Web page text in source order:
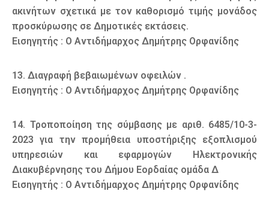
ακινήτων σχετικά με τον καθορισμό τιμής μονάδος
προσκύρωσης σε Δημοτικές εκτάσεις.
Εισηγητής : Ο Αντιδήμαρχος Δημήτρης Ορφανίδης
13. Διαγραφή βεβαιωμένων οφειλών .
Εισηγητής : Ο Αντιδήμαρχος Δημήτρης Ορφανίδης
14. Τροποποίηση της σύμβασης με αριθ. 6485/10-3-
2023 για την προμήθεια υποστήριξης εξοπλισμού
υπηρεσιών και εφαρμογών Ηλεκτρονικής
Διακυβέρνησης του Δήμου Εορδαίας ομάδα Δ
Εισηγητής : Ο Αντιδήμαρχος Δημήτρης Ορφανίδης